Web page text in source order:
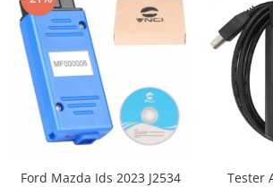
Ford Mazda Ids 2023 J2534
Tester